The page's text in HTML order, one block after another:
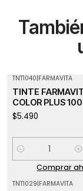
TNT1040|FARMAVITA
TINTE
COLOR PLUS
$5.490
Cantidad
Comprar
TNT1029|FARMAVITA